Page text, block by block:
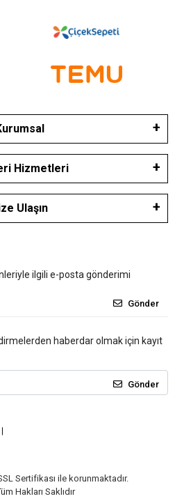
Hizmetleri
Ulaşın
ilgili e-posta gönderimi
Gönder
haberdar olmak için kayıt
Gönder
Sertifikası ile korunmaktadır.
Hakları Saklıdır